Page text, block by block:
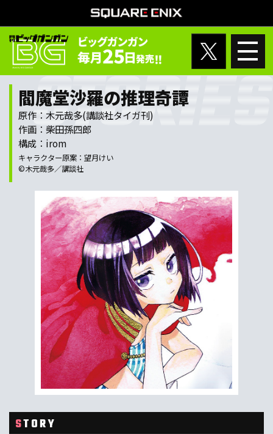
閻魔堂沙羅の推理奇譚
原作：木元哉多(講談社タイガ刊)
作画：柴田孫四郎
構成：irom
キャラクター原案：望月けい
©木元哉多／講談社
STORY